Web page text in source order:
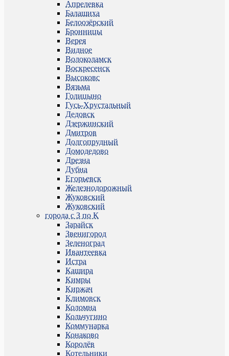
Апрелевка
Балашиха
Белоозёрский
Бронницы
Верея
Видное
Волоколамск
Воскресенск
Высоковс
Вязьма
Голицыно
Гусь-Хрустальный
Дедовск
Дзержинский
Дмитров
Долгопрудный
Домодедово
Дрезна
Дубна
Егорьевск
Железнодорожный
Жуковский
Жуковский
города с З по К
Зарайск
Звенигород
Зеленоград
Ивантеевка
Истра
Кашира
Кимры
Киржач
Климовск
Коломна
Кольчугино
Коммунарка
Конаково
Королёв
Котельники